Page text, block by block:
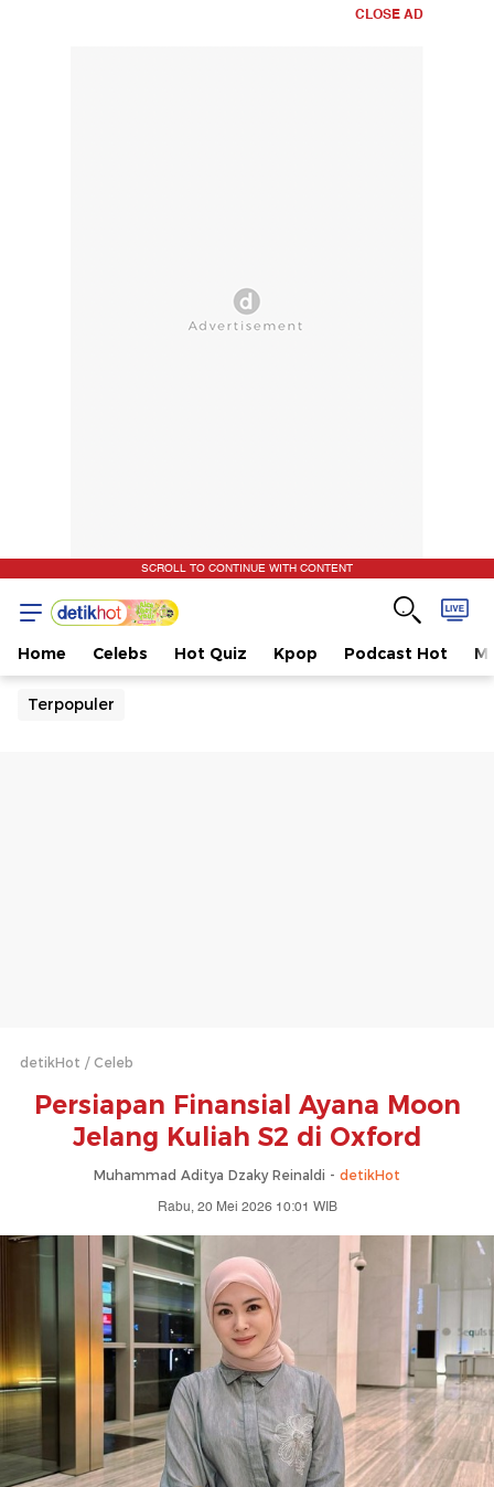
CLOSE AD
SCROLL TO CONTINUE WITH CONTENT
Home Celebs Hot Quiz Kpop Podcast Hot
Terpopuler
detikHot Celeb
Persiapan Finansial Ayana Moon
Jelang Kuliah S2 di Oxford
Muhammad Aditya Dzaky Reinaldi - detikHot
Rabu, 20 Mei 2026 10:01 WIB